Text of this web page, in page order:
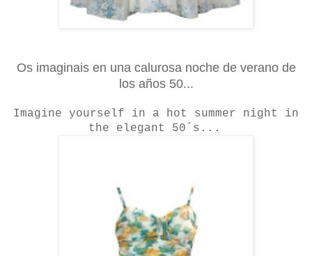
Os imaginais en una calurosa noche de verano de
los años 50...
Imagine yourself in a hot summer night in
the elegant 50´s...